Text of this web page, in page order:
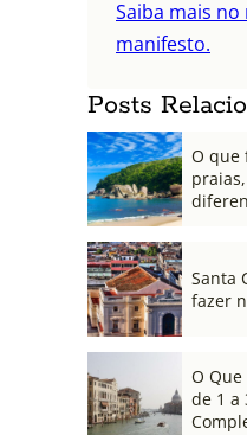
Saiba mais no
manifesto.
Posts
O que
Santa
fazer
O Que
de 1 a